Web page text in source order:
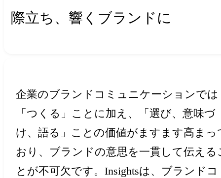
Insightsインサイト
際立ち、響くブランドに
企業のブランドコミュニケーションでは
「つくる」ことに加え、「選び、意味づ
け、語る」ことの価値がますます高まっ
おり、ブランドの意思を一貫して伝える
とが不可欠です。Insightsは、ブランドコ